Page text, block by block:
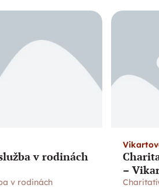
v rodinách
v rodinách
–